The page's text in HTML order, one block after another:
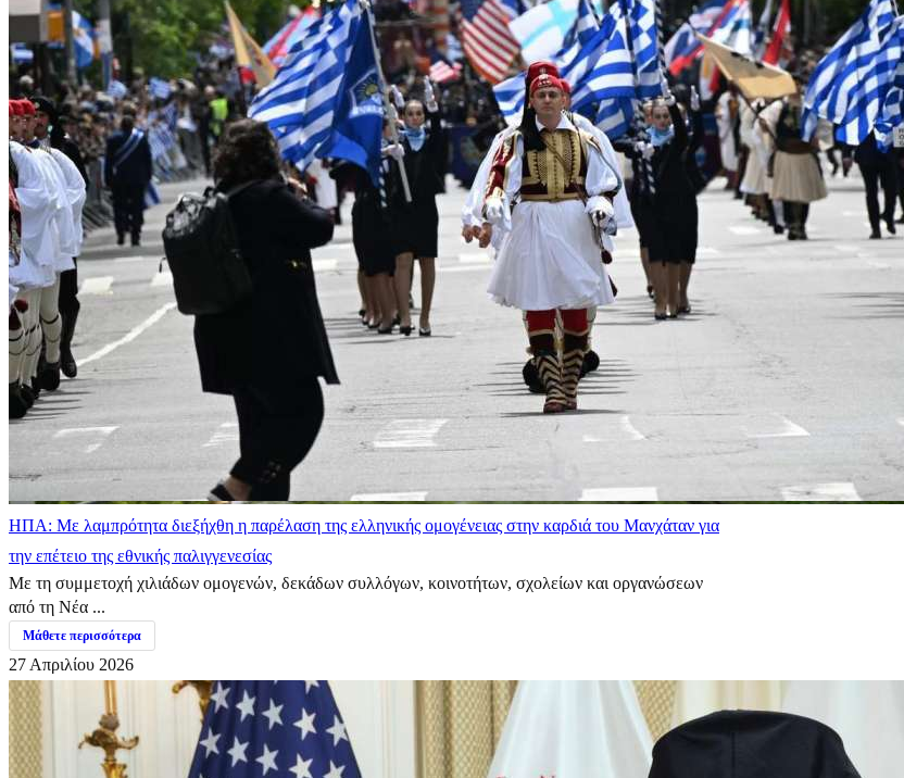
ΗΠΑ: Με λαμπρότητα διεξήχθη η παρέλαση της ελληνικής ομογένειας στην καρδιά του Μανχάταν για
την επέτειο της εθνικής παλιγγενεσίας
Με τη συμμετοχή χιλιάδων ομογενών, δεκάδων συλλόγων, κοινοτήτων, σχολείων και οργανώσεων
από τη Νέα ...
Μάθετε περισσότερα
27 Απριλίου 2026